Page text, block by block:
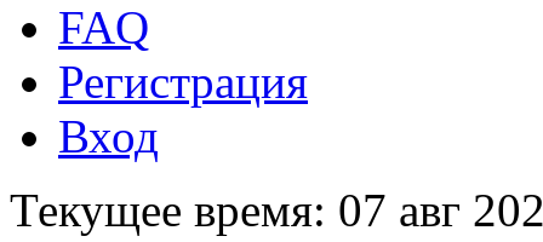
FAQ
Регистрация
Вход
Текущее время: 07 авг